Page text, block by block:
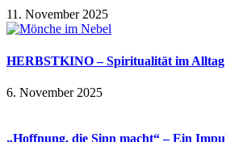
11. November 2025
HERBSTKINO – Spiritualität im Alltag
6. November 2025
„Hoffnung, die Sinn macht“ – Ein